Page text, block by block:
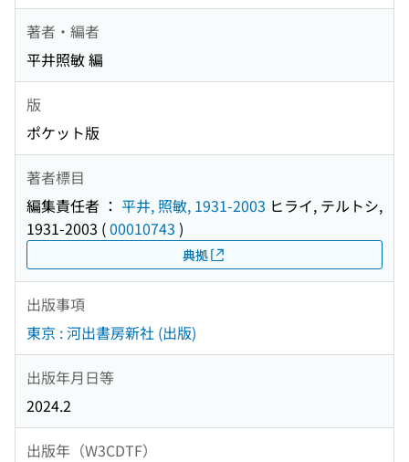
著者・編者
平井照敏 編
版
ポケット版
著者標目
編集責任者 ： 平井, 照敏, 1931-2003 ヒライ, テルトシ,
1931-2003 (00010743 )
典拠
出版事項
東京 : 河出書房新社 (出版)
出版年月日等
2024.2
出版年（W3CDTF）